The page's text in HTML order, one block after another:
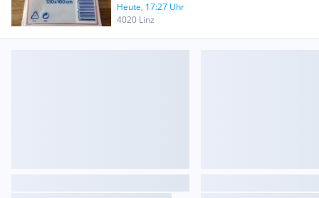
Heute, 17:27 Uhr
4020 Linz